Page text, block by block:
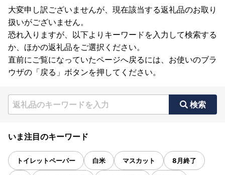
大変申し訳ございませんが、現在該当する返礼品のお取り
扱いがございません。
恐れ入りますが、以下よりキーワードを入力して検索する
か、ほかの返礼品をご選択ください。
直前にご覧になっていたページへ戻るには、お使いのブラ
ウザの「戻る」ボタンを押してください。
検索
いま注目のキーワード
トイレットペーパー 白米 マスカット 8月終了